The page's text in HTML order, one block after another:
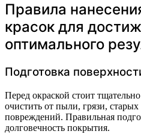
Правила
красок для
оптимального
Подготовка
Перед окраской стоит
очистить от пыли, грязи,
повреждений. Правильная
долговечность покрытия.